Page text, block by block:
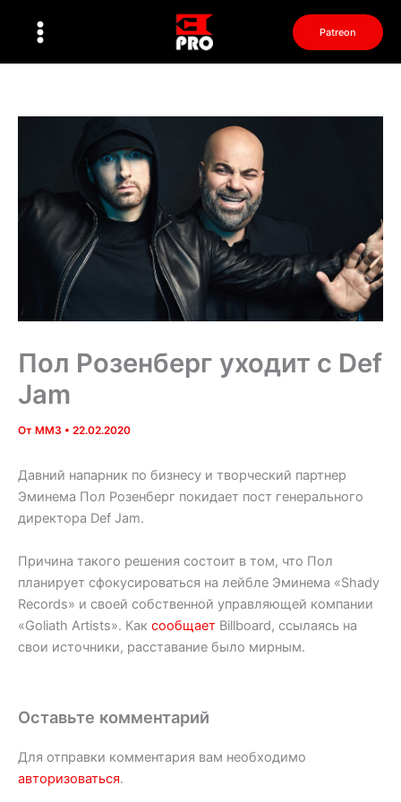
Patreon
Пол Розенберг уходит с Def
Jam
От MM3 • 22.02.2020
Давний напарник по бизнесу и творческий партнер
Эминема Пол Розенберг покидает пост генерального
директора Def Jam.
Причина такого решения состоит в том, что Пол
планирует сфокусироваться на лейбле Эминема «Shady
Records» и своей собственной управляющей компании
«Goliath Artists». Как сообщает Billboard, ссылаясь на
свои источники, расставание было мирным.
Оставьте комментарий
Для отправки комментария вам необходимо
авторизоваться.